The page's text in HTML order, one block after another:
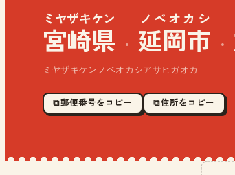
宮崎県
ミヤザキケン
· 延岡市
ノベオカシ
·
ミヤザキケンノベオカシアサヒガオカ
⧉ 郵便番号をコピー ⧉ 住所をコピー